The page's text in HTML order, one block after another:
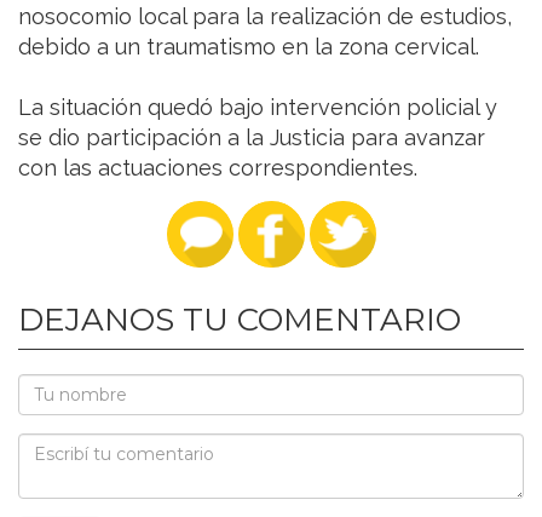
nosocomio local para la realización de estudios,
debido a un traumatismo en la zona cervical.
La situación quedó bajo intervención policial y
se dio participación a la Justicia para avanzar
con las actuaciones correspondientes.
DEJANOS TU COMENTARIO